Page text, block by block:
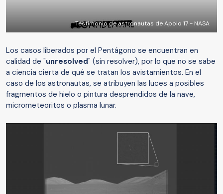
Testimonio de astronautas de Apolo 17 - NASA
Los casos liberados por el Pentágono se encuentran en
calidad de "unresolved" (sin resolver), por lo que no se sabe
a ciencia cierta de qué se tratan los avistamientos. En el
caso de los astronautas, se atribuyen las luces a posibles
fragmentos de hielo o pintura desprendidos de la nave,
micrometeoritos o plasma lunar.